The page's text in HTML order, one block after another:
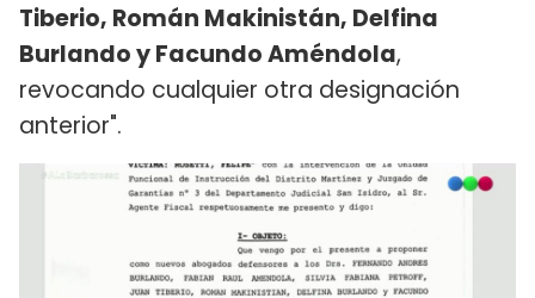
Tiberio, Román Makinistán, Delfina
Burlando y Facundo Améndola,
revocando cualquier otra designación
anterior".